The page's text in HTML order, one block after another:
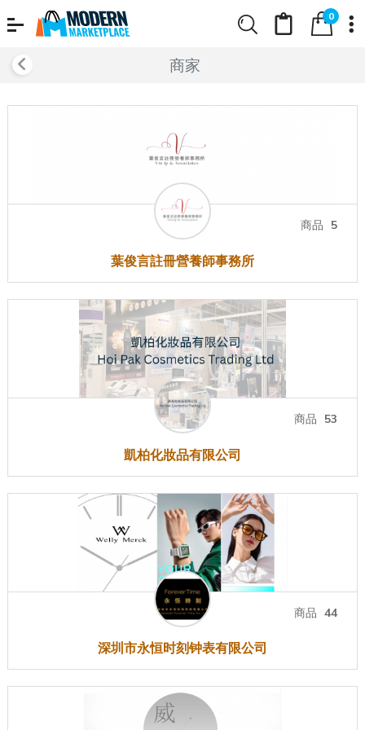
0
商家
商品 5
葉俊言註冊營養師事務所
商品 53
凱柏化妝品有限公司
商品 44
深圳市永恒时刻钟表有限公司